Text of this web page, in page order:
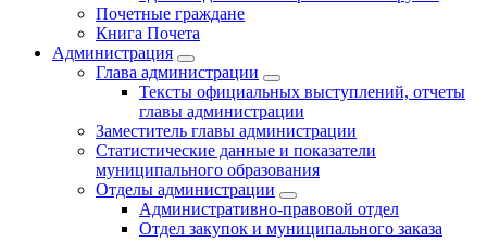
Почетные граждане
Книга Почета
Администрация
Глава администрации
Тексты официальных выступлений, отчеты
главы администрации
Заместитель главы администрации
Статистические данные и показатели
муниципального образования
Отделы администрации
Административно-правовой отдел
Отдел закупок и муниципального заказа